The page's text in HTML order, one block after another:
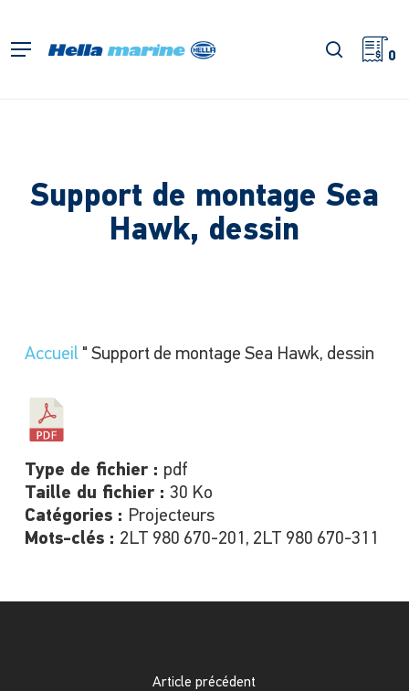
l'accueil
Menu 0
Support de montage Sea
Hawk, dessin
Accueil" Support de montage Sea Hawk, dessin
Type de fichier : pdf
Taille du fichier : 30 Ko
Catégories : Projecteurs
Mots-clés : 2LT 980 670-201, 2LT 980 670-311
Article précédent